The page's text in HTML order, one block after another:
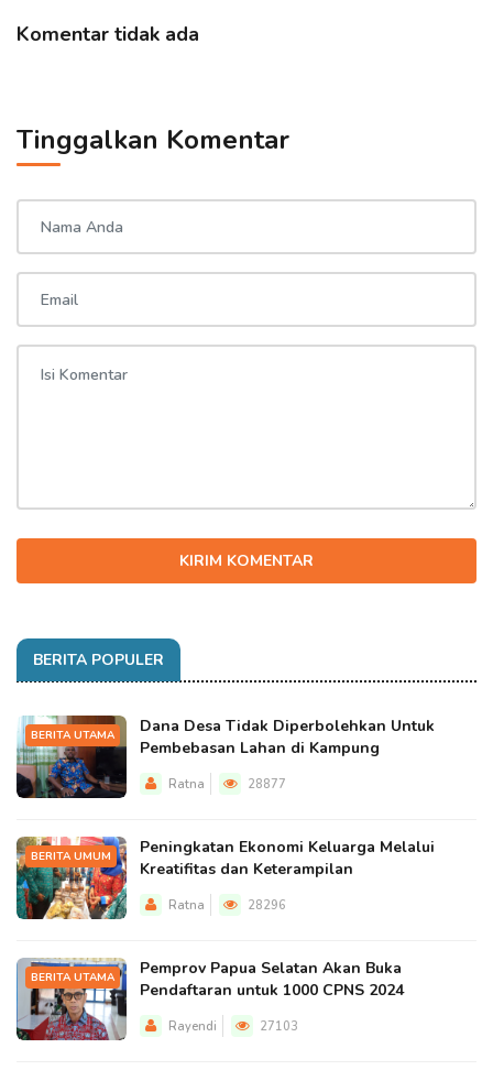
Komentar tidak ada
Tinggalkan Komentar
KIRIM KOMENTAR
BERITA POPULER
BERITA UTAMA
Dana Desa Tidak Diperbolehkan Untuk
Pembebasan Lahan di Kampung
Ratna 28877
BERITA UMUM
Peningkatan Ekonomi Keluarga Melalui
Kreatifitas dan Keterampilan
Ratna 28296
BERITA UTAMA
Pemprov Papua Selatan Akan Buka
Pendaftaran untuk 1000 CPNS 2024
Rayendi 27103